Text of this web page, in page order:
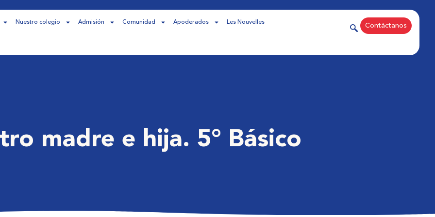
Nuestro colegio Admisión Comunidad Apoderados Les Nouvelles Contáctanos
madre e hija. 5° Básico